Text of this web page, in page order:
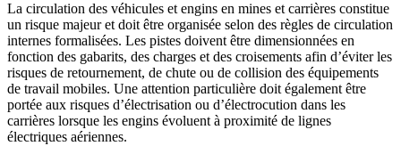
La circulation des véhicules et engins en mines et carrières constitue
un risque majeur et doit être organisée selon des règles de circulation
internes formalisées. Les pistes doivent être dimensionnées en
fonction des gabarits, des charges et des croisements afin d’éviter les
risques de retournement, de chute ou de collision des équipements
de travail mobiles. Une attention particulière doit également être
portée aux risques d’électrisation ou d’électrocution dans les
carrières lorsque les engins évoluent à proximité de lignes
électriques aériennes.